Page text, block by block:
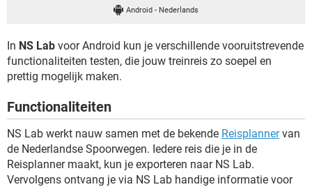
SNAPCHAT
GRATIS SNAPCHAT
TIKTOK
Android - Nederlands
In NS Lab voor Android kun je verschillende vooruitstrevende
functionaliteiten testen, die jouw treinreis zo soepel en
prettig mogelijk maken.
Functionaliteiten
NS Lab werkt nauw samen met de bekende Reisplannervan
de Nederlandse Spoorwegen. Iedere reis die je in de
Reisplanner maakt, kun je exporteren naar NS Lab.
Vervolgens ontvang je via NS Lab handige informatie voor